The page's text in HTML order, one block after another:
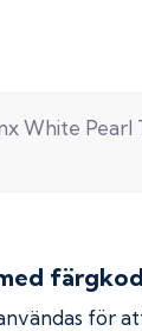
White Pearl
färgkod
för